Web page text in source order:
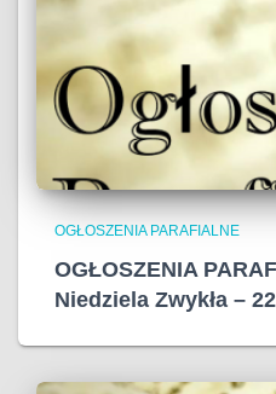
OGŁOSZENIA PARAFIALNE
OGŁOSZENIA
Niedziela Zwykła –